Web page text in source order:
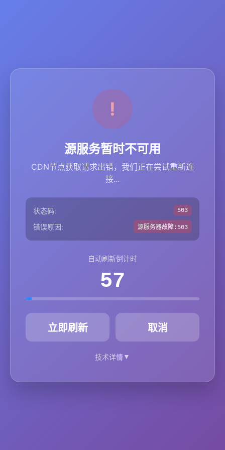
源服务暂时不可用
CDN节点获取请求出错，我们正在尝试重新连
接...
状态码: 503
错误原因: 源服务器故障:503
自动刷新倒计时
57
立即刷新 取消
技术详情▼